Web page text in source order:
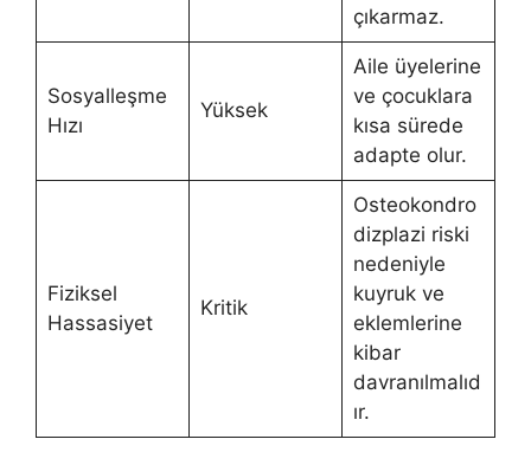
çıkarmaz.
Sosyalleşme
Hızı
Yüksek
Aile üyelerine
ve çocuklara
kısa sürede
adapte olur.
Fiziksel
Hassasiyet
Kritik
Osteokondro
dizplazi riski
nedeniyle
kuyruk ve
eklemlerine
kibar
davranılmalıd
ır.